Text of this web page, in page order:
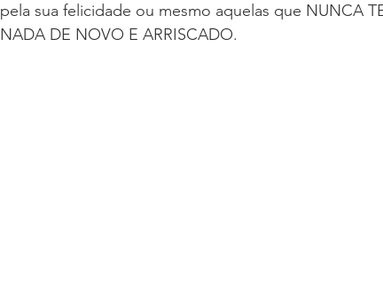
pela sua felicidade ou mesmo aquelas que NUNCA
NADA DE NOVO E ARRISCADO.